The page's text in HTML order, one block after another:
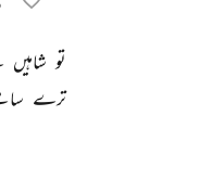
تو شاہیں
ترے